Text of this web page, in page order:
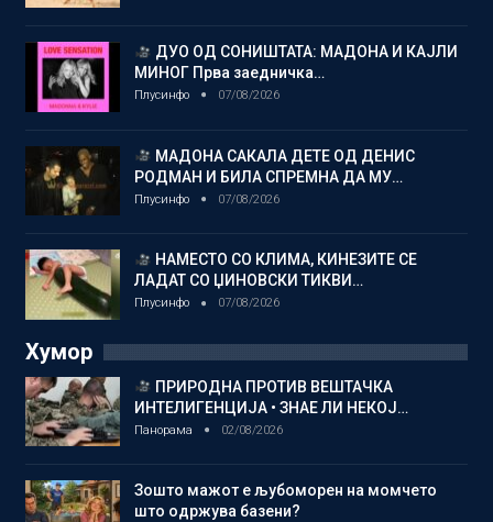
ДУО ОД СОНИШТАТА: МАДОНА И КАЈЛИ
МИНОГ Прва заедничка…
Плусинфо 07/08/2026
МАДОНА САКАЛА ДЕТЕ ОД ДЕНИС
РОДМАН И БИЛА СПРЕМНА ДА МУ…
Плусинфо 07/08/2026
НАМЕСТО СО КЛИМА, КИНЕЗИТЕ СЕ
ЛАДАТ СО ЏИНОВСКИ ТИКВИ…
Плусинфо 07/08/2026
Хумор
ПРИРОДНА ПРОТИВ ВЕШТАЧКА
ИНТЕЛИГЕНЦИЈА • ЗНАЕ ЛИ НЕКОЈ…
Панорама 02/08/2026
Зошто мажот е љубоморен на момчето
што одржува базени?